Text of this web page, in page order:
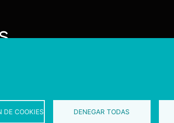
DE COOKIES DENEGAR TODAS